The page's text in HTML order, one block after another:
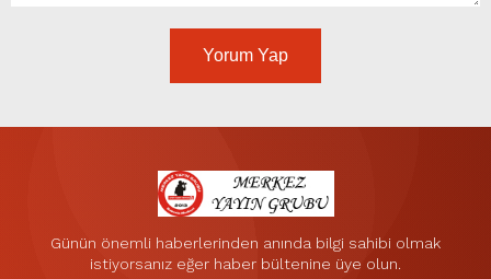
Yorum Yap
Günün önemli haberlerinden anında bilgi sahibi olmak
istiyorsanız eğer haber bültenine üye olun.